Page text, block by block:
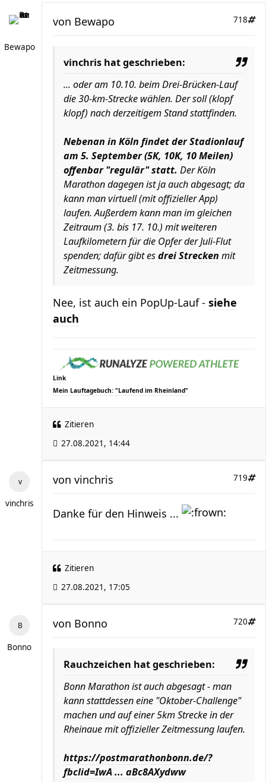
Bewapo
718
von Bewapo
vinchris hat geschrieben:
... oder am 10.10. beim Drei-Brücken-Lauf
die 30-km-Strecke wählen. Der soll (klopf
klopf) nach derzeitigem Stand stattfinden.
Nebenan in Köln findet der Stadionlauf
am 5. September (5K, 10K, 10 Meilen)
offenbar "regulär" statt. Der Köln
Marathon dagegen ist ja auch abgesagt; da
kann man virtuell (mit offizieller App)
laufen. Außerdem kann man im gleichen
Zeitraum (3. bis 17. 10.) mit weiteren
Laufkilometern für die Opfer der Juli-Flut
spenden; dafür gibt esdrei Strecken mit
Zeitmessung.
Nee, ist auch ein PopUp-Lauf - siehe
auch
Link
Mein Lauftagebuch: "Laufend im Rheinland"
Zitieren
27.08.2021, 14:44
vinchris
719
von vinchris
Danke für den Hinweis ...
Zitieren
27.08.2021, 17:05
Bonno
720
von Bonno
Rauchzeichen hat geschrieben:
Bonn Marathon ist auch abgesagt - man
kann stattdessen eine "Oktober-Challenge"
machen und auf einer 5km Strecke in der
Rheinaue mit offizieller Zeitmessung laufen.
https://postmarathonbonn.de/?
fbclid=IwA ... aBc8AXydww